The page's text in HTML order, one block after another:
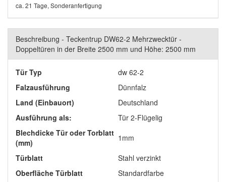
ca. 21 Tage, Sonderanfertigung
Beschreibung - Teckentrup DW62-2 Mehrzwecktür -
Doppeltüren in der Breite 2500 mm und Höhe: 2500 mm
Tür Typ
dw 62-2
Falzausführung
Dünnfalz
Land (Einbauort)
Deutschland
Ausführung als:
Tür 2-Flügelig
Blechdicke Tür oder Torblatt
(mm)
1mm
Türblatt
Stahl verzinkt
Oberfläche Türblatt
Standardfarbe